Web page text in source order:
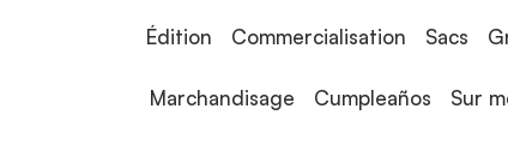
Édition
Édition Commercialisation Sacs
Marchandisage Cumpleaños Sur